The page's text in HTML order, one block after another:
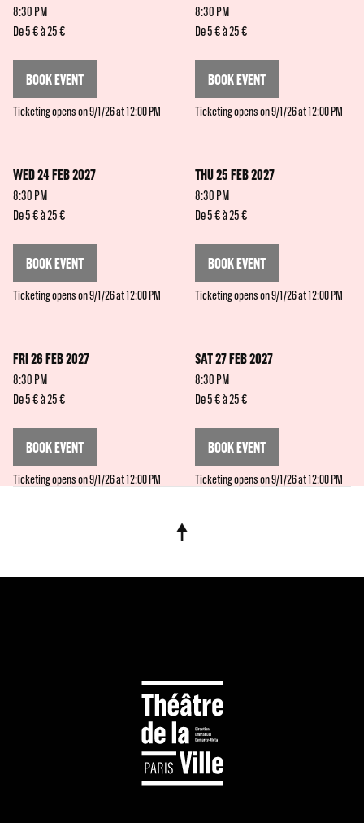
8:30 PM
De 5 € à 25 €
BOOK EVENT
Ticketing opens on 9/1/26 at 12:00 PM
8:30 PM
De 5 € à 25 €
BOOK EVENT
Ticketing opens on 9/1/26 at 12:00 PM
WED 24 FEB 2027
8:30 PM
De 5 € à 25 €
BOOK EVENT
Ticketing opens on 9/1/26 at 12:00 PM
THU 25 FEB 2027
8:30 PM
De 5 € à 25 €
BOOK EVENT
Ticketing opens on 9/1/26 at 12:00 PM
FRI 26 FEB 2027
8:30 PM
De 5 € à 25 €
BOOK EVENT
Ticketing opens on 9/1/26 at 12:00 PM
SAT 27 FEB 2027
8:30 PM
De 5 € à 25 €
BOOK EVENT
Ticketing opens on 9/1/26 at 12:00 PM